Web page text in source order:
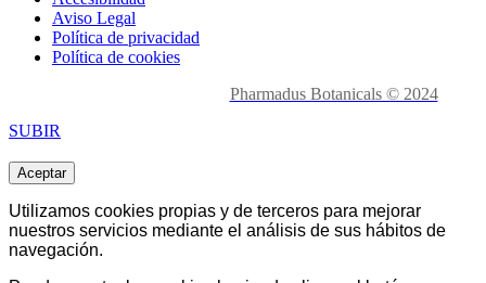
Aviso Legal
Política de privacidad
Política de cookies
Pharmadus Botanicals © 2024
SUBIR
Aceptar
Utilizamos cookies propias y de terceros para mejorar
nuestros servicios mediante el análisis de sus hábitos de
navegación.